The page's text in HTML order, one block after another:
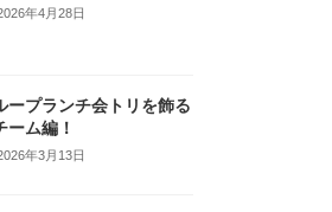
年4月28日
ープランチ会トリを飾る
ーム編！
年3月13日